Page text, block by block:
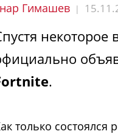
Гимашев |
некоторое
.
только состоялся